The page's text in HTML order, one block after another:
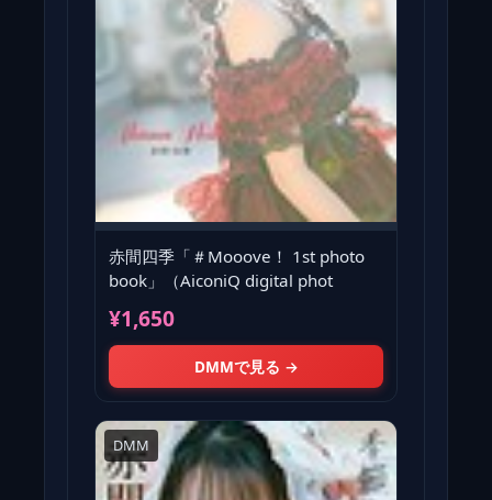
赤間四季「＃Mooove！ 1st photo
book」（AiconiQ digital phot
¥1,650
DMMで見る →
DMM